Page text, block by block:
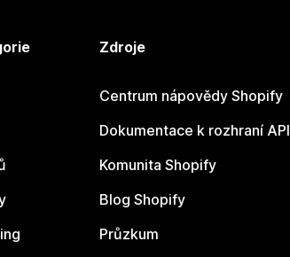
Zdroje
Centrum nápovědy Shopify
Dokumentace k rozhraní API
Komunita Shopify
Blog Shopify
Průzkum